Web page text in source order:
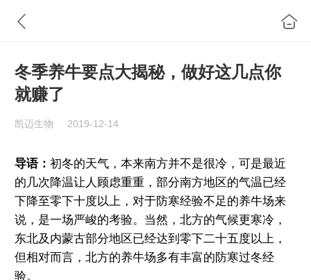
冬季养牛要点大揭秘，做好这几点你
就赚了
凯迈生物 2019-12-14
导语： 初冬的天气，本来南方并不是很冷，可是最近
的几次降温让人顾虑重重，部分南方地区的气温已经
下降至零下十度以上，对于防寒经验不足的养牛场来
说，是一场严峻的考验。当然，北方的气候更寒冷，
东北及内蒙古部分地区已经达到零下二十五度以上，
但相对而言，北方的养牛场多有丰富的防寒过冬经
验。